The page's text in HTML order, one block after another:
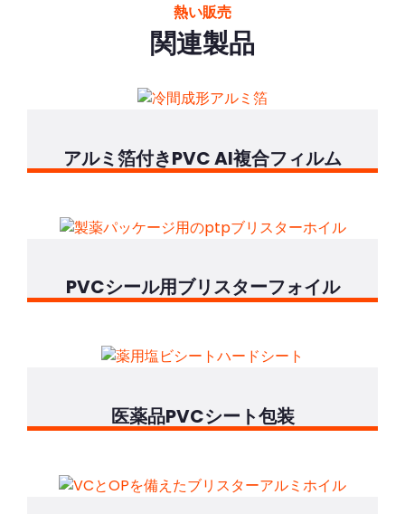
熱い販売
関連製品
アルミ箔付きPVC Al複合フィルム
PVCシール用ブリスターフォイル
医薬品PVCシート包装